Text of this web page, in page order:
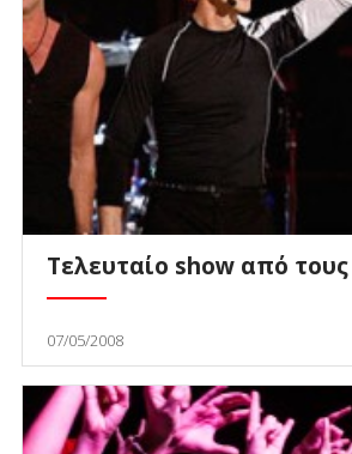
Τελευταίο show από
07/05/2008